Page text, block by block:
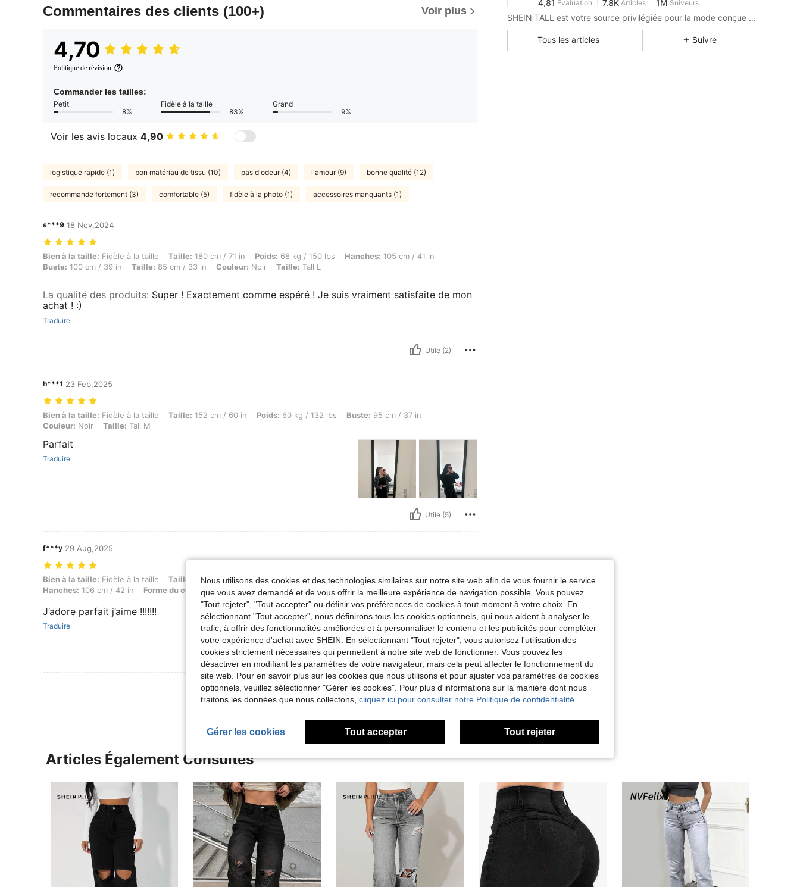
Commentaires des clients (100+) Voir plus
4,70
Politique de révision
Commander les tailles:
Petit
8%
Fidèle à la taille
83%
Grand
9%
Voir les avis locaux 4,90
logistique rapide (1) bon matériau de tissu (10) pas d'odeur (4) l'amour (9) bonne qualité (12)
recommande fortement (3) comfortable (5) fidèle à la photo (1) accessoires manquants (1)
s***9 18 Nov,2024
Bien à la taille: Fidèle à la taille, Taille: 180 cm / 71 in, Poids: 68 kg / 150 lbs, Hanches: 105 cm / 41 in, Buste: 100 cm / 39 in, Taille: 85 cm / 33 in, Couleur: Noir, Taille: Tall L
Bien à la taille: Fidèle à la taille Taille: 180 cm / 71 in Poids: 68 kg / 150 lbs Hanches: 105 cm / 41 in
Buste: 100 cm / 39 in Taille: 85 cm / 33 in Couleur: Noir Taille: Tall L
La qualité des produits: Super ! Exactement comme espéré ! Je suis vraiment satisfaite de mon
achat ! :)
Traduire
Utile (2)
h***1 23 Feb,2025
Bien à la taille: Fidèle à la taille, Taille: 152 cm / 60 in, Poids: 60 kg / 132 lbs, Buste: 95 cm / 37 in, Couleur: Noir, Taille: Tall M
Bien à la taille: Fidèle à la taille Taille: 152 cm / 60 in Poids: 60 kg / 132 lbs Buste: 95 cm / 37 in
Couleur: Noir Taille: Tall M
Parfait
Traduire
Utile (5)
f***y 29 Aug,2025
Bien à la taille: Fidèle à la taille, Taille: 170 cm / 67 in, Poids: 60 kg / 132 lbs, Taille: 73 cm / 29 in, Hanches: 106 cm / 42 in, Forme du corps: Pomme, Buste: 73 cm / 29 in, Couleur: Noir, Taille: Tall M
Bien à la taille: Fidèle à la taille Taille: 170 cm / 67 in Poids:60 kg / 132 lbs Taille:73 cm / 29 in
Hanches: 106 cm / 42 in Forme du corps:Pomme Buste:73 cm / 29 in Couleur:Noir Taille:Tall M
J’adore parfait j’aime !!!!!!!
Traduire
Utile (0)
Voir Plus D'avis
t***nest en train de naviguer
4,81 7.8K
1M
4,81
7.8K
1M
4,81
7.8K
1M
SHEIN TALL est votre source privilégiée pour la mode conçue pour les grandes.
Tous les articles Suivre
Articles Également Consultés
Nous utilisons des cookies et des technologies similaires sur notre site web afin de vous fournir le service
que vous avez demandé et de vous offrir la meilleure expérience de navigation possible. Vous pouvez
"Tout rejeter", "Tout accepter" ou définir vos préférences de cookies à tout moment à votre choix. En
sélectionnant "Tout accepter", nous définirons tous les cookies optionnels, qui nous aident à analyser le
trafic, à offrir des fonctionnalités améliorées et à personnaliser le contenu et les publicités pour compléter
votre expérience d'achat avec SHEIN. En sélectionnant "Tout rejeter", vous autorisez l'utilisation des
cookies strictement nécessaires qui permettent à notre site web de fonctionner. Vous pouvez les
désactiver en modifiant les paramètres de votre navigateur, mais cela peut affecter le fonctionnement du
site web. Pour en savoir plus sur les cookies que nous utilisons et pour ajuster vos paramètres de cookies
optionnels, veuillez sélectionner "Gérer les cookies". Pour plus d'informations sur la manière dont nous
traitons les données que nous collectons, cliquez ici pour consulter notre Politique de confidentialité.
Gérer les cookies Tout accepter Tout rejeter